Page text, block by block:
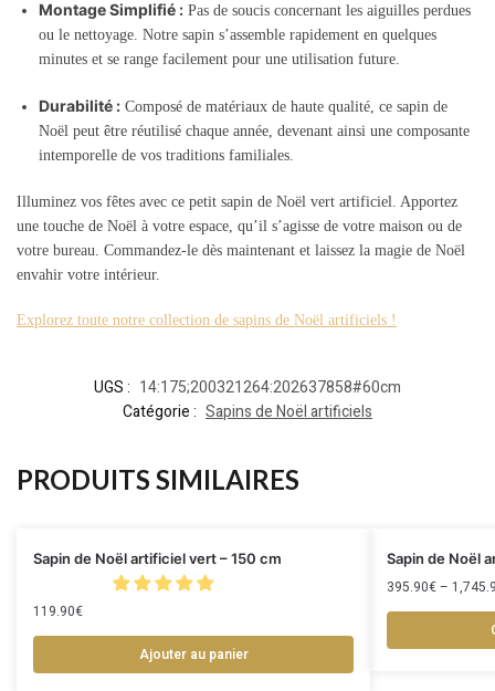
Montage Simplifié : Pas de soucis concernant les aiguilles perdues
ou le nettoyage. Notre sapin s’assemble rapidement en quelques
minutes et se range facilement pour une utilisation future.
Durabilité : Composé de matériaux de haute qualité, ce sapin de
Noël peut être réutilisé chaque année, devenant ainsi une composante
intemporelle de vos traditions familiales.
Illuminez vos fêtes avec ce petit sapin de Noël vert artificiel. Apportez
une touche de Noël à votre espace, qu’il s’agisse de votre maison ou de
votre bureau. Commandez-le dès maintenant et laissez la magie de Noël
envahir votre intérieur.
Explorez toute notre collection de sapins de Noël artificiels !
UGS : 14:175;200321264:202637858#60cm
Catégorie : Sapins de Noël artificiels
PRODUITS SIMILAIRES
Sapin de Noël artificiel vert – 150 cm
119.90€
Ajouter au panier
Sapin de Noël
395.90€–